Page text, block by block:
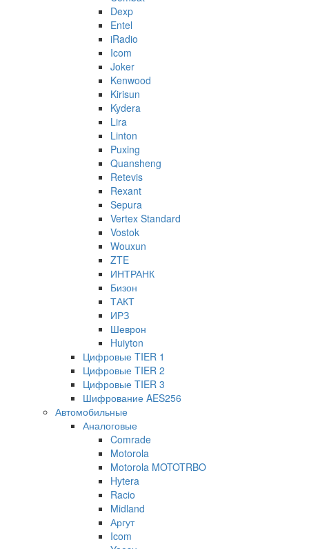
Dexp
Entel
iRadio
Icom
Joker
Kenwood
Kirisun
Kydera
Lira
Linton
Puxing
Quansheng
Retevis
Rexant
Sepura
Vertex Standard
Vostok
Wouxun
ZTE
ИНТРАНК
Бизон
ТАКТ
ИРЗ
Шеврон
Huiyton
Цифровые TIER 1
Цифровые TIER 2
Цифровые TIER 3
Шифрование AES256
Автомобильные
Аналоговые
Comrade
Motorola
Motorola MOTOTRBO
Hytera
Racio
Midland
Аргут
Icom